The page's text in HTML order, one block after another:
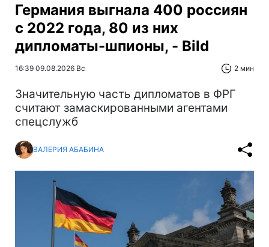
Германия выгнала 400 россиян
с 2022 года, 80 из них
дипломаты-шпионы, - Bild
16:39 09.08.2026 Вс 2 мин
Значительную часть дипломатов в ФРГ
считают замаскированными агентами
спецслужб
ВАЛЕРИЯ АБАБИНА